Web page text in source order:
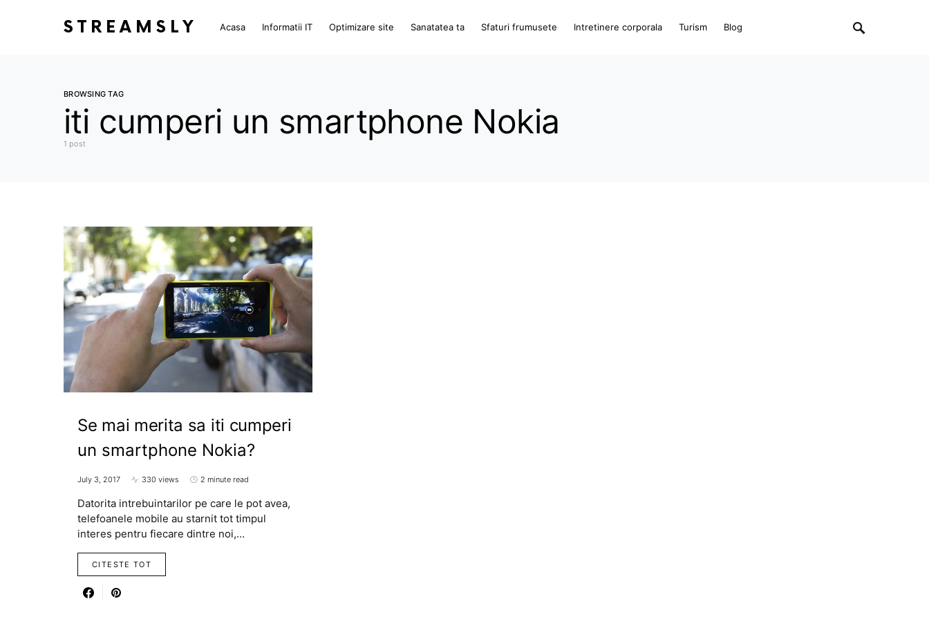
STREAMSLY Acasa Informatii IT Optimizare site Sanatatea ta Sfaturi frumusete Intretinere corporala Turism Blog
BROWSING TAG
iti cumperi un smartphone Nokia
1 post
Se mai merita sa iti cumperi
un smartphone Nokia?
July 3, 2017 330 views 2 minute read
Datorita intrebuintarilor pe care le pot avea,
telefoanele mobile au starnit tot timpul
interes pentru fiecare dintre noi,…
CITESTE TOT